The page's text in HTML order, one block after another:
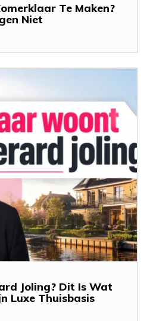
Te Maken?
Niet
Joling? Dit Is Wat
Luxe Thuisbasis